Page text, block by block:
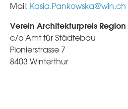
Mail: Kasia.Pankowska@win.ch
Verein Architekturpreis Region
c/o Amt für Städtebau
Pionierstrasse 7
8403 Winterthur